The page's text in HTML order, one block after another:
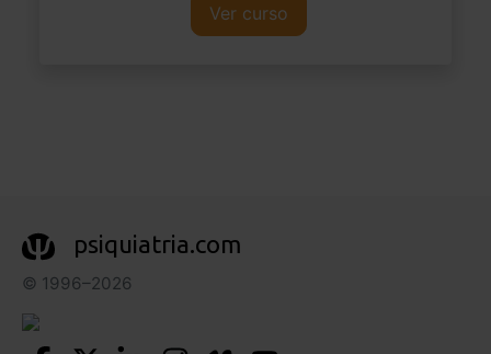
Ver curso
psiquiatria.com
© 1996–2026